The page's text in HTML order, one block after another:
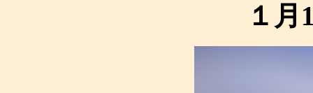
１月